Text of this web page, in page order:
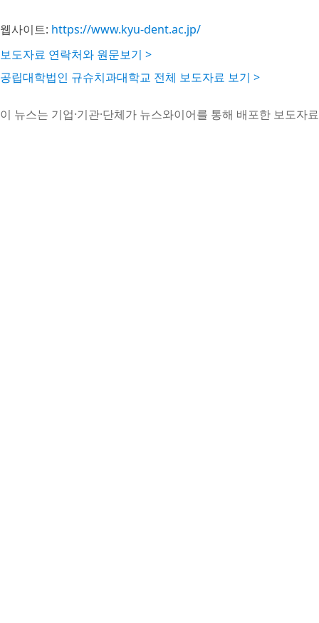
웹사이트: https://www.kyu-dent.ac.jp/
보도자료 연락처와 원문보기 >
공립대학법인 규슈치과대학교 전체 보도자료 보기 >
이 뉴스는 기업·기관·단체가 뉴스와이어를 통해 배포한 보도자